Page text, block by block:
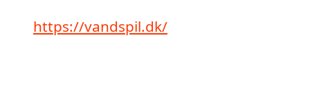
https://vandspil.dk/